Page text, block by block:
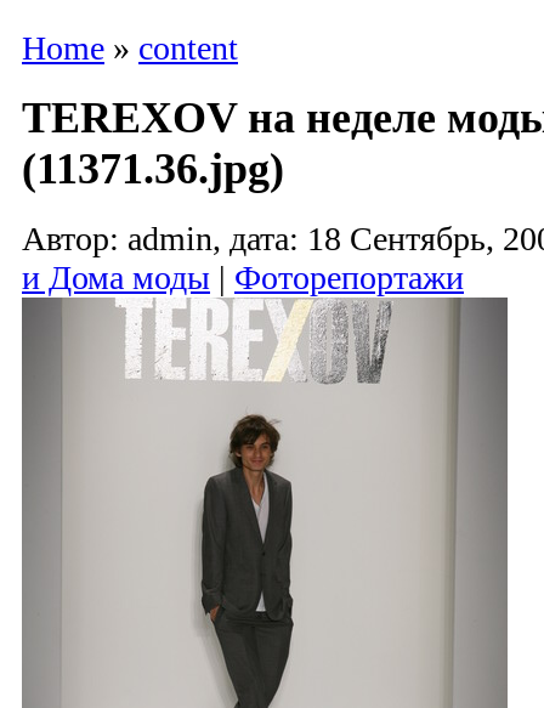
Home » content
TEREXOV на неделе
(11371.36.jpg)
Автор: admin, дата: 18 Сентябрь,
и Дома моды | Фоторепортажи